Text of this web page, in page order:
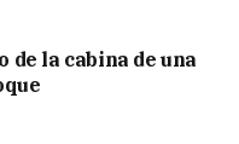
la cabina de una